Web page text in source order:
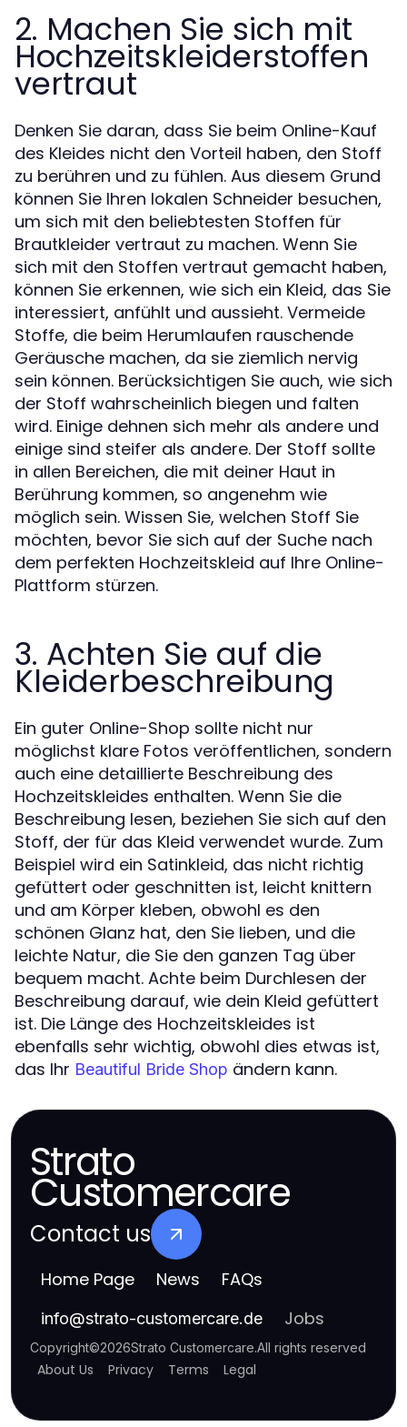
2. Machen Sie sich mit
Hochzeitskleiderstoffen
vertraut
Denken Sie daran, dass Sie beim Online-Kauf
des Kleides nicht den Vorteil haben, den Stoff
zu berühren und zu fühlen. Aus diesem Grund
können Sie Ihren lokalen Schneider besuchen,
um sich mit den beliebtesten Stoffen für
Brautkleider vertraut zu machen. Wenn Sie
sich mit den Stoffen vertraut gemacht haben,
können Sie erkennen, wie sich ein Kleid, das Sie
interessiert, anfühlt und aussieht. Vermeide
Stoffe, die beim Herumlaufen rauschende
Geräusche machen, da sie ziemlich nervig
sein können. Berücksichtigen Sie auch, wie sich
der Stoff wahrscheinlich biegen und falten
wird. Einige dehnen sich mehr als andere und
einige sind steifer als andere. Der Stoff sollte
in allen Bereichen, die mit deiner Haut in
Berührung kommen, so angenehm wie
möglich sein. Wissen Sie, welchen Stoff Sie
möchten, bevor Sie sich auf der Suche nach
dem perfekten Hochzeitskleid auf Ihre Online-
Plattform stürzen.
3. Achten Sie auf die
Kleiderbeschreibung
Ein guter Online-Shop sollte nicht nur
möglichst klare Fotos veröffentlichen, sondern
auch eine detaillierte Beschreibung des
Hochzeitskleides enthalten. Wenn Sie die
Beschreibung lesen, beziehen Sie sich auf den
Stoff, der für das Kleid verwendet wurde. Zum
Beispiel wird ein Satinkleid, das nicht richtig
gefüttert oder geschnitten ist, leicht knittern
und am Körper kleben, obwohl es den
schönen Glanz hat, den Sie lieben, und die
leichte Natur, die Sie den ganzen Tag über
bequem macht. Achte beim Durchlesen der
Beschreibung darauf, wie dein Kleid gefüttert
ist. Die Länge des Hochzeitskleides ist
ebenfalls sehr wichtig, obwohl dies etwas ist,
das Ihr Beautiful Bride Shop ändern kann.
Strato
Customercare
Contact us
Home Page News FAQs
info@strato-customercare.de Jobs
Copyright©2026Strato Customercare.All rights reserved
About Us Privacy Terms Legal